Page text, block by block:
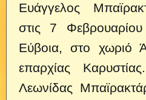
Ευάγγελος
στις 7
Εύβοια, στο χωριό
επαρχίας
Λεωνίδας